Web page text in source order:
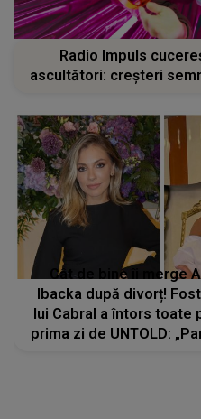
Radio Impuls
ascultători: creșteri
Cât de bine îi merge
Ibacka după divorț!
lui Cabral a întors toate
prima zi de UNTOLD: